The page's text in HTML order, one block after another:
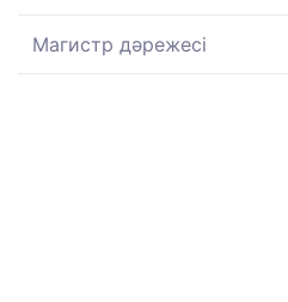
Магистр дәрежесі